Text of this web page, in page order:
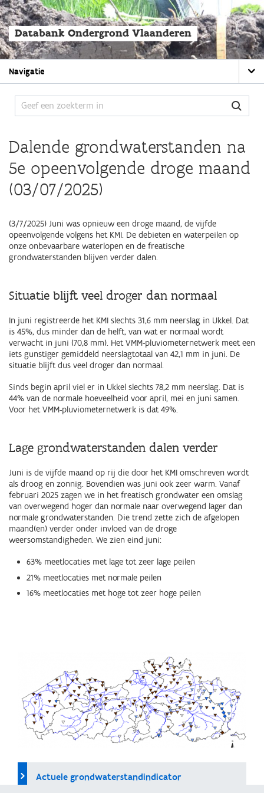
Overslaan
en
naar
de
algemene
inhoud
Databank Ondergrond Vlaanderen
Main
navigation
Navigatie
Dalende grondwaterstanden na
5e opeenvolgende droge maand
(03/07/2025)
(3/7/2025) Juni was opnieuw een droge maand, de vijfde
opeenvolgende volgens het KMI. De debieten en waterpeilen op
onze onbevaarbare waterlopen en de freatische
grondwaterstanden blijven verder dalen.
Situatie blijft veel droger dan normaal
In juni registreerde het KMI slechts 31,6 mm neerslag in Ukkel. Dat
is 45%, dus minder dan de helft, van wat er normaal wordt
verwacht in juni (70,8 mm). Het VMM-pluviometernetwerk meet een
iets gunstiger gemiddeld neerslagtotaal van 42,1 mm in juni. De
situatie blijft dus veel droger dan normaal.
Sinds begin april viel er in Ukkel slechts 78,2 mm neerslag. Dat is
44% van de normale hoeveelheid voor april, mei en juni samen.
Voor het VMM-pluviometernetwerk is dat 49%.
Lage grondwaterstanden dalen verder
Juni is de vijfde maand op rij die door het KMI omschreven wordt
als droog en zonnig. Bovendien was juni ook zeer warm. Vanaf
februari 2025 zagen we in het freatisch grondwater een omslag
van overwegend hoger dan normale naar overwegend lager dan
normale grondwaterstanden. Die trend zette zich de afgelopen
maand(en) verder onder invloed van de droge
weersomstandigheden. We zien eind juni:
63% meetlocaties met lage tot zeer lage peilen
21% meetlocaties met normale peilen
16% meetlocaties met hoge tot zeer hoge peilen
Actuele grondwaterstandindicator